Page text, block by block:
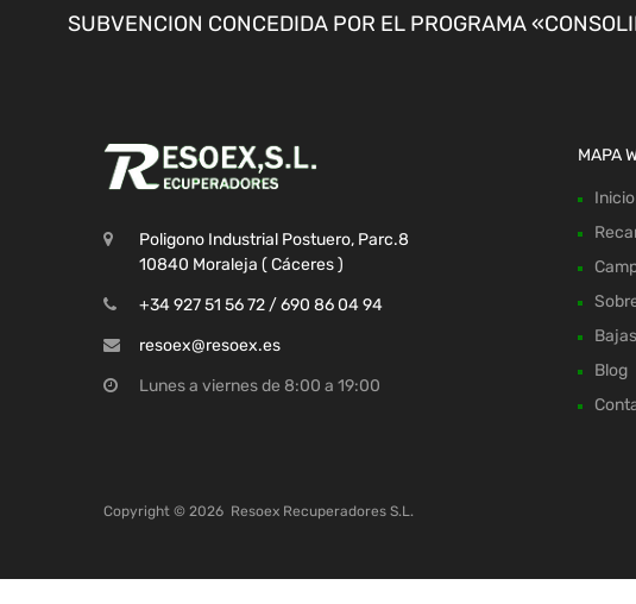
SUBVENCION CONCEDIDA POR EL PROGRAMA
Poligono Industrial Postuero, Parc.8
10840 Moraleja ( Cáceres )
+34 927 51 56 72 / 690 86 04 94
resoex@resoex.es
Lunes a viernes de 8:00 a 19:00
MAPA
Inicio
Blog
Copyright © 2026 Resoex Recuperadores S.L.